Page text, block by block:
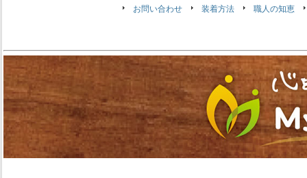
お問い合わせ 装着方法 職人の知恵